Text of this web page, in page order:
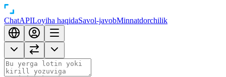
ChatAPILoyiha haqidaSavol-javobMinnatdorchilik